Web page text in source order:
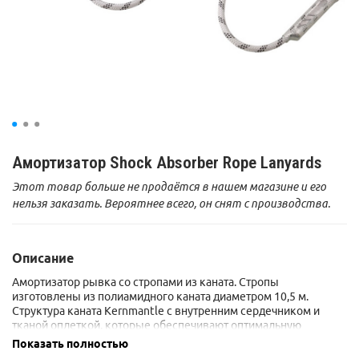
Амортизатор Shock Absorber Rope Lanyards
Этот товар больше не продаётся в нашем магазине и его
нельзя заказать. Вероятнее всего, он снят с производства.
Описание
Амортизатор рывка со стропами из каната. Стропы
изготовлены из полиамидного каната диаметром 10,5 м.
Структура каната Kernmantle с внутренним сердечником и
тканой оплеткой, которые обеспечивают оптимальную
прочность. Оснащенобычным амортизатором
Показать полностью